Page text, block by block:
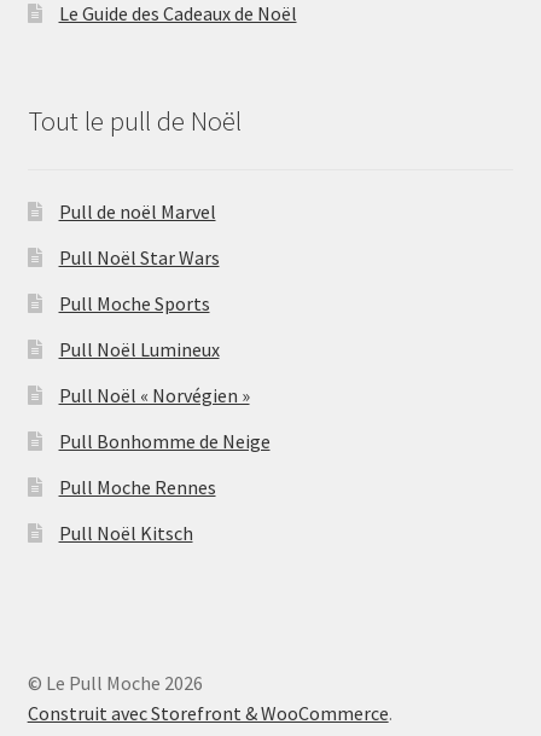
Le Guide des Cadeaux de Noël
Tout le pull de Noël
Pull de noël Marvel
Pull Noël Star Wars
Pull Moche Sports
Pull Noël Lumineux
Pull Noël « Norvégien »
Pull Bonhomme de Neige
Pull Moche Rennes
Pull Noël Kitsch
© Le Pull Moche 2026
Construit avec Storefront & WooCommerce.